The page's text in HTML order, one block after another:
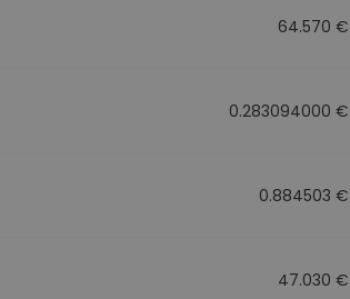
64.570 €
0.283094000 €
0.884503 €
47.030 €